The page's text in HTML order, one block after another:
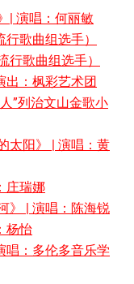
| 演唱：何丽敏
歌曲组选手）
行歌曲组选手）
出：枫彩艺术团
”列治文山金歌小
太阳》 | 演唱：黄
庄瑞娜
》 | 演唱：陈海锐
杨怡
唱：多伦多音乐学